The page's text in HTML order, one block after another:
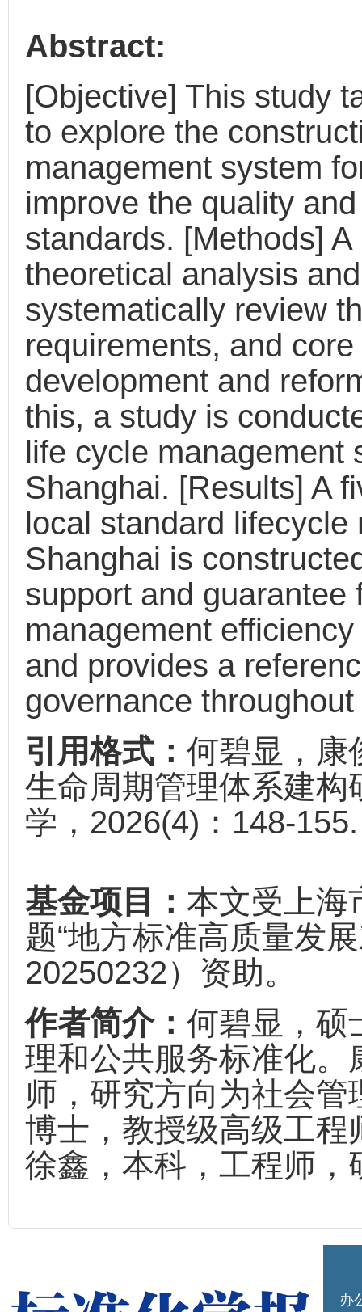
Abstract:
[Objective] This study
to explore the
management system
improve the quality
standards. [Methods]
theoretical analysis
systematically review
requirements, and
development and
this, a study is
life cycle management
Shanghai. [Results] A
local standard
Shanghai is
support and guarantee
management
and provides a
governance
引用格式： 何碧显，康
生命周期管理体系建
学，2026(4)：148-155.
基金项目： 本文受上海
题“地方标准高质量发
20250232）资助。
作者简介： 何碧显，硕
理和公共服务标准化
师，研究方向为社会
博士，教授级高级工
徐鑫，本科，工程师
办